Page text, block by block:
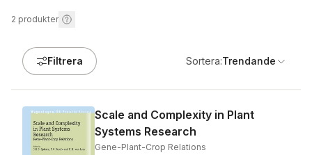
2 produkter
Filtrera Sortera:Trendande
Scale and Complexity in Plant
Systems Research
Gene-Plant-Crop Relations